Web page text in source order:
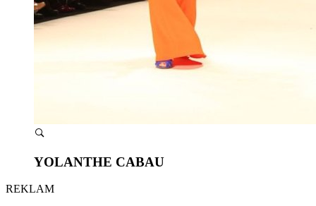
YOLANTHE CABAU
REKLAM